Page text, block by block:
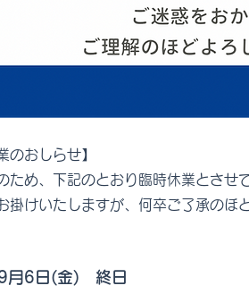
のおしらせ】
ため、下記のとおり臨時休業とさせ
掛けいたしますが、何卒ご了承のほ
6日(金)　終日